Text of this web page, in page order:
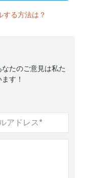
する方法は？
たのご意見は私た
す！